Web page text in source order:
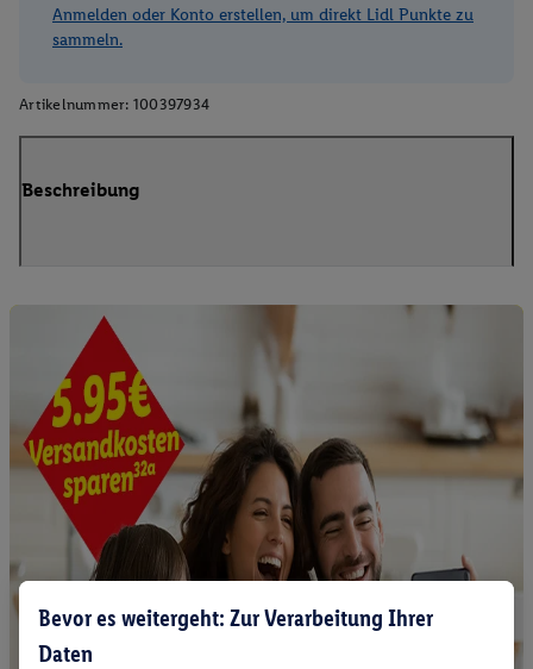
Anmelden oder Konto erstellen, um direkt Lidl Punkte zu
sammeln.
Artikelnummer: 100397934
Beschreibung
Bevor es weitergeht: Zur Verarbeitung Ihrer
Daten